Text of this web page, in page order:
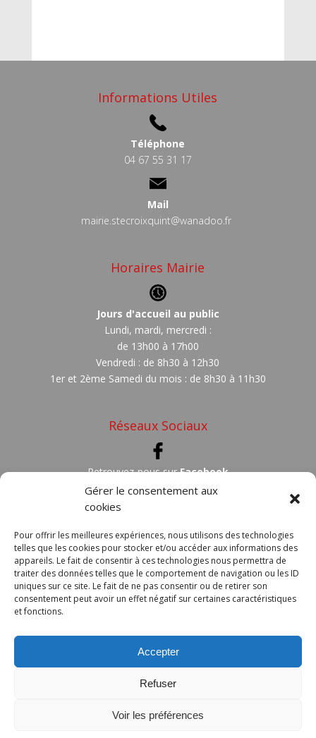
Gérer le consentement aux
cookies
Pour offrir les meilleures expériences, nous utilisons des technologies
telles que les cookies pour stocker et/ou accéder aux informations des
appareils. Le fait de consentir à ces technologies nous permettra de
traiter des données telles que le comportement de navigation ou les ID
uniques sur ce site. Le fait de ne pas consentir ou de retirer son
consentement peut avoir un effet négatif sur certaines caractéristiques
et fonctions.
Accepter
Refuser
Voir les préférences
Informations Utiles
Téléphone
04 67 55 31 17
Mail
mairie.stecroixquint@wanadoo.fr
Horaires Mairie
Jours d'accueil au public
Lundi, mardi, mercredi :
de 13h00 à 17h00
Vendredi : de 8h30 à 12h30
1er et 2ème Samedi du mois : de 8h30 à 11h30
Réseaux Sociaux
Retrouvez-nous surFacebook
Sainte-Croix-de-Quintillargues sur une carte
Intercommunalité
GRAND PIC SAINT LOUP